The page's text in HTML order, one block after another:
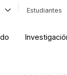
Estudiantes